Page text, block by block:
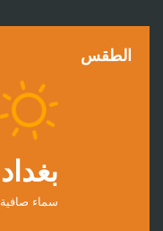
الطقس
بغداد
سماء صافية